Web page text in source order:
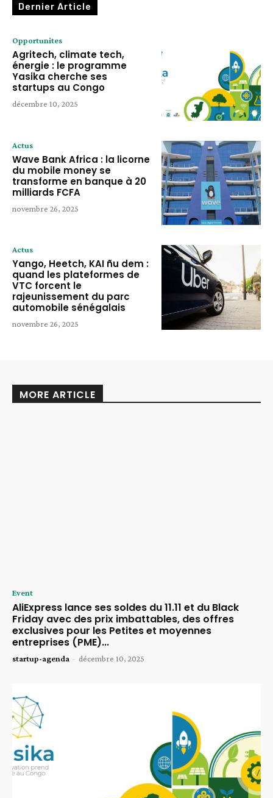
Dernier Article
Opportunites
Agritech, climate tech,
énergie : le programme
Yasika cherche ses
startups au Congo
décembre 10, 2025
Actus
Wave Bank Africa : la licorne
du mobile money se
transforme en banque à 20
milliards FCFA
novembre 26, 2025
Actus
Yango, Heetch, KAI ñu dem :
quand les plateformes de
VTC forcent le
rajeunissement du parc
automobile sénégalais
novembre 26, 2025
MORE ARTICLE
Event
AliExpress lance ses soldes du 11.11 et du Black
Friday avec des prix imbattables, des offres
exclusives pour les Petites et moyennes
entreprises (PME)...
startup-agenda - décembre 10, 2025